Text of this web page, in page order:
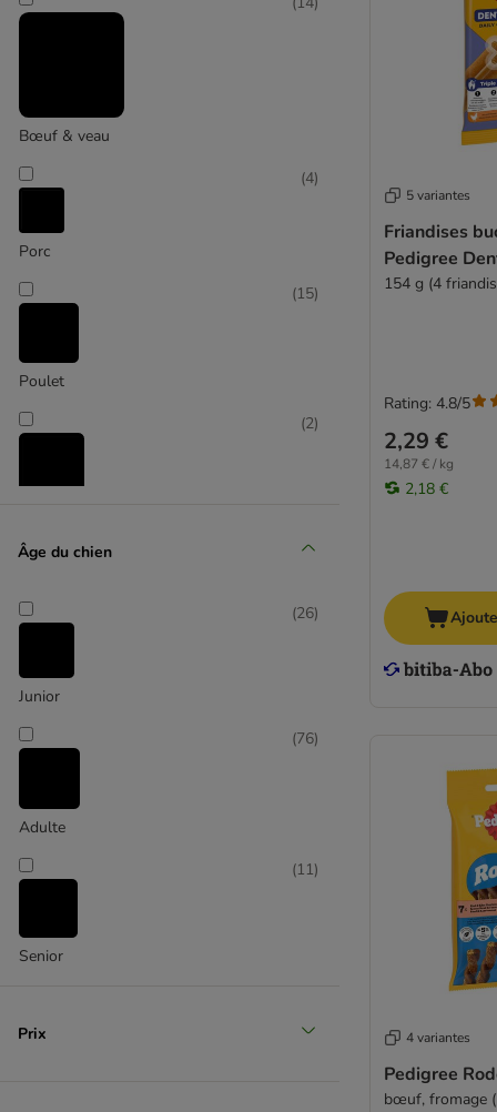
Delibest
Lily's Kitchen
Carnilove
Très grand > 45 kg
Bœuf & veau
Porc
(4)
Poulet
(15)
(2)
Âge du chien
Junior
(26)
Adulte
(76)
Senior
(11)
Prix
5 variantes
Friandises
Pedigree
154 g (4
2,29 €
14,87 € / kg
2,18 €
Rating: 4.8/5
4 variantes
Pedigree
bœuf, fromage